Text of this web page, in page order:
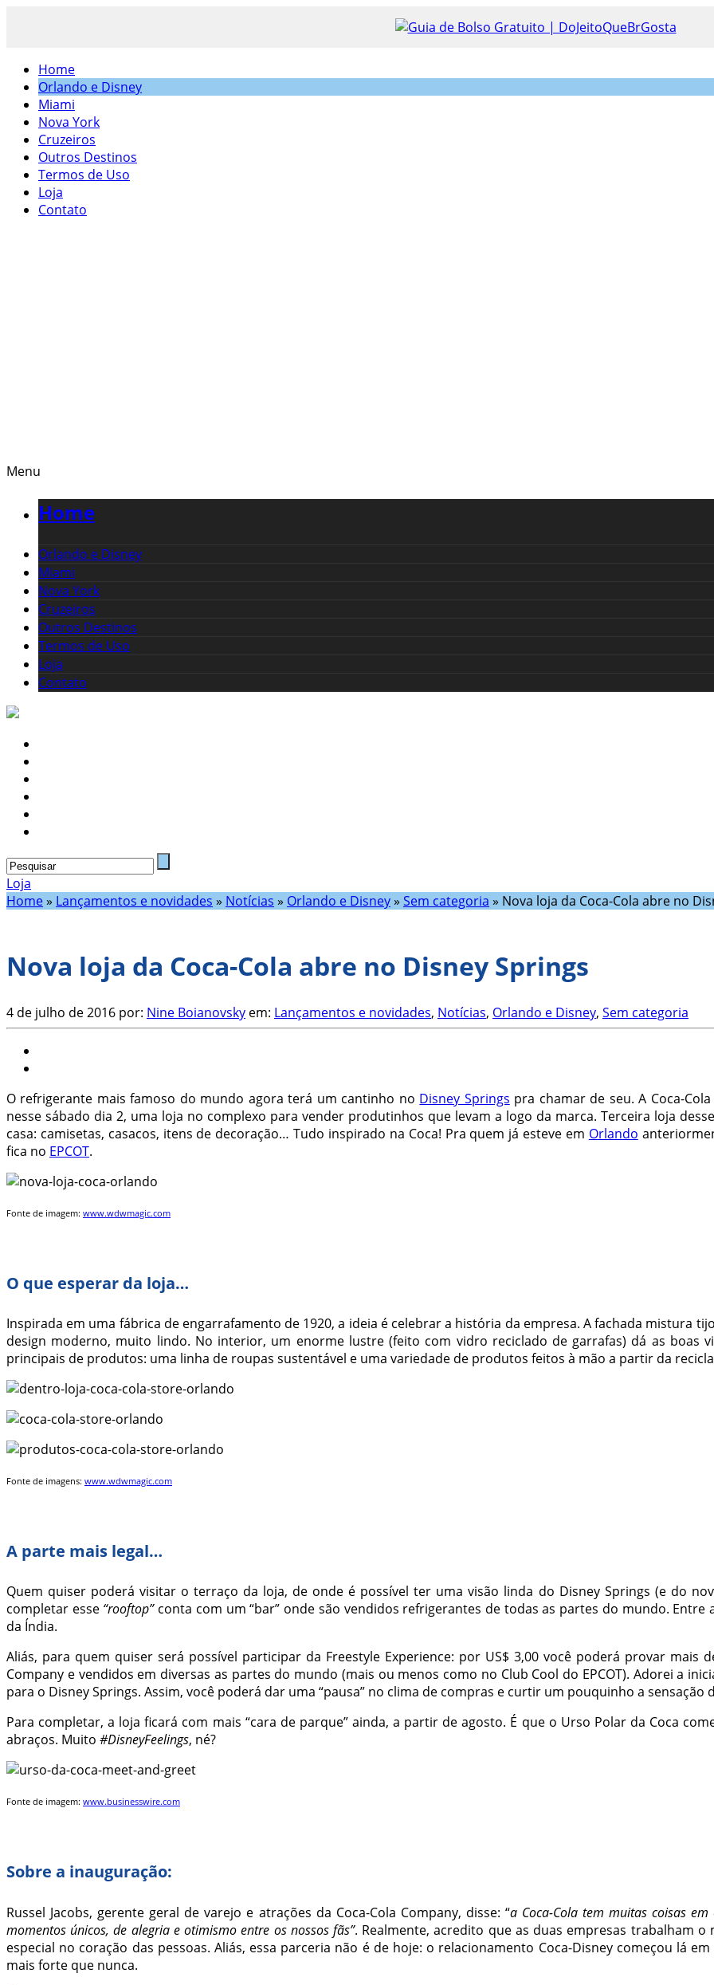
Home
Orlando e Disney
Miami
Nova York
Cruzeiros
Outros Destinos
Termos de Uso
Loja
Contato
Menu
Home
Orlando e Disney
Miami
Nova York
Cruzeiros
Outros Destinos
Termos de Uso
Loja
Contato
Loja
Home» Lançamentos e novidades » Notícias » Orlando e Disney» Sem categoria » Nova loja da Coca-Cola abre no
Nova loja da Coca-Cola abre no Disney Springs
4 de julho de 2016 por: Nine Boianovsky em: Lançamentos e novidades, Notícias, Orlando e Disney, Sem categoria
O refrigerante mais famoso do mundo agora terá um cantinho no Disney Springs pra chamar de seu. A Coca-
nesse sábado dia 2, uma loja no complexo para vender produtinhos que levam a logo da marca. Terceira loja
casa: camisetas, casacos, itens de decoração… Tudo inspirado na Coca! Pra quem já esteve em Orlando
fica no EPCOT.
Fonte de imagem: www.wdwmagic.com
O que esperar da loja…
Inspirada em uma fábrica de engarrafamento de 1920, a ideia é celebrar a história da empresa. A fachada mistura
design moderno, muito lindo. No interior, um enorme lustre (feito com vidro reciclado de garrafas) dá as boas
principais de produtos: uma linha de roupas sustentável e uma variedade de produtos feitos à mão a partir da
Fonte de imagens: www.wdwmagic.com
A parte mais legal…
Quem quiser poderá visitar o terraço da loja, de onde é possível ter uma visão linda do Disney Springs (e do
completar esse “rooftop”conta com um “bar” onde são vendidos refrigerantes de todas as partes do mundo. Entre
da Índia.
Aliás, para quem quiser será possível participar da Freestyle Experience: por US$ 3,00 você poderá provar mais
Company e vendidos em diversas as partes do mundo (mais ou menos como no Club Cool do EPCOT). Adorei a
para o Disney Springs. Assim, você poderá dar uma “pausa” no clima de compras e curtir um pouquinho a sensação
Para completar, a loja ficará com mais “cara de parque” ainda, a partir de agosto. É que o Urso Polar da Coca
abraços. Muito #DisneyFeelings, né?
Fonte de imagem: www.businesswire.com
Sobre a inauguração:
Russel Jacobs, gerente geral de varejo e atrações da Coca-Cola Company, disse: “a Coca-Cola tem muitas coisas
momentos únicos, de alegria e otimismo entre os nossos fãs”. Realmente, acredito que as duas empresas trabalham
especial no coração das pessoas. Aliás, essa parceria não é de hoje: o relacionamento Coca-Disney começou lá
mais forte que nunca.